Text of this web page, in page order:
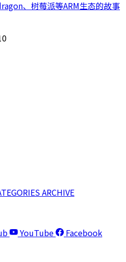
、树莓派等ARM生态的故事
ARCHIVE
YouTube
Facebook